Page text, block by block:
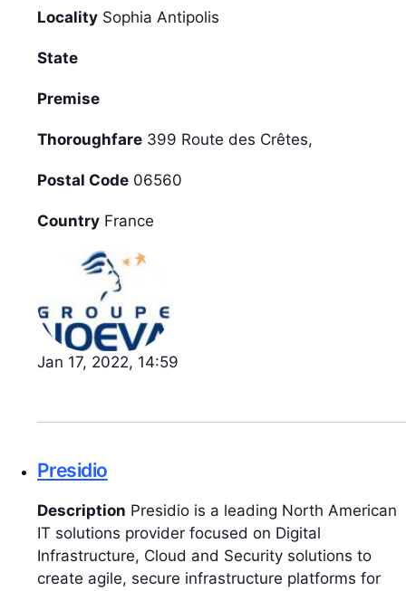
Locality Sophia Antipolis
State
Premise
Thoroughfare 399 Route des Crêtes,
Postal Code 06560
Country France
Jan 17, 2022, 14:59
Presidio
Description Presidio is a leading North American
IT solutions provider focused on Digital
Infrastructure, Cloud and Security solutions to
create agile, secure infrastructure platforms for